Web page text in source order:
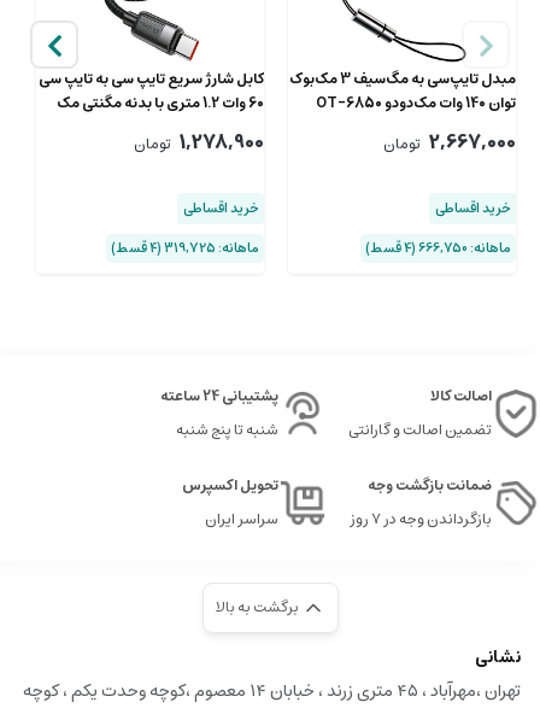
مبدل تایپ‌سی به مگ‌سیف 3 مک‌بوک
توان 140 وات مک‌دودو OT-6850
2,667,000 تومان
خرید اقساطی
ماهانه: 666,750 (۴ قسط)
کابل شارژ سریع تایپ‌ سی به تایپ سی
60 وات 1.2 متری با بدنه مگنتی مک
1,278,900 تومان
خرید اقساطی
ماهانه: 319,725 (۴ قسط)
اصالت کالا
تضمین اصالت و گارانتی
پشتیبانی 24 ساعته
شنبه تا پنج شنبه
ضمانت بازگشت وجه
بازگرداندن وجه در ۷ روز
تحویل اکسپرس
سراسر ایران
برگشت به بالا
نشانی
تهران ،مهرآباد ، ۴۵ متری زرند ، خبابان ۱۴ معصوم ،کوچه وحدت یکم ، کوچه